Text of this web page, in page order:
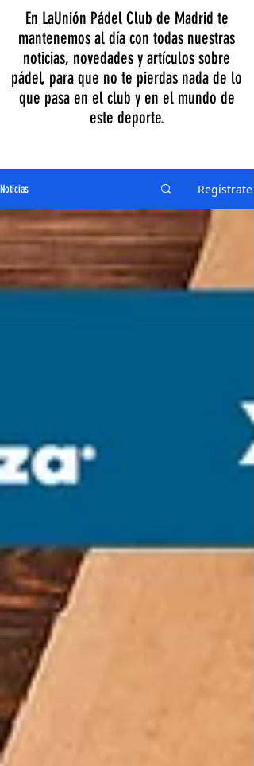
En LaUnión Pádel Club de Madrid te
mantenemos al día con todas nuestras
noticias, novedades y artículos sobre
pádel, para que no te pierdas nada de lo
que pasa en el club y en el mundo de
este deporte.
Noticias Regístrate